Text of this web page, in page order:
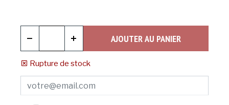
AJOUTER AU PANIER
Rupture de stock